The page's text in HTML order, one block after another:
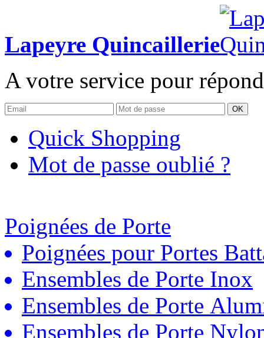
Lapeyre Quincaillerie
A votre service pour
OK
Quick Shopping
Mot de passe oublié ?
Poignées de Porte
Poignées pour Portes
Ensembles de Porte Inox
Ensembles de Porte
Ensembles de Porte